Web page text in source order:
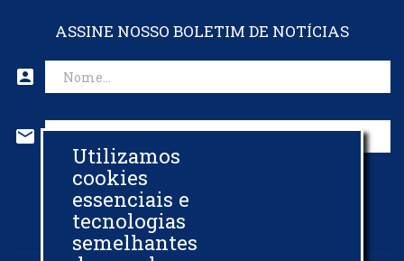
ASSINE NOSSO BOLETIM DE NOTÍCIAS
account_box
mail
CADASTRAR EMAIL
Utilizamos
cookies
essenciais e
tecnologias
semelhantes